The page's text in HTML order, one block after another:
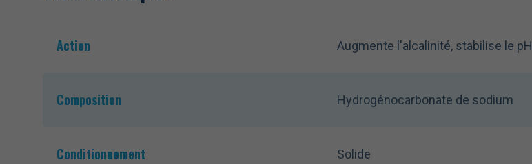
Action Augmente l'alcalinité, stabilise le pH
Composition Hydrogénocarbonate de sodium
Conditionnement Solide